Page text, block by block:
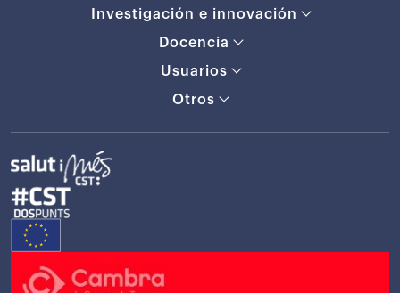
Investigación e innovación
Docencia
Usuarios
Otros